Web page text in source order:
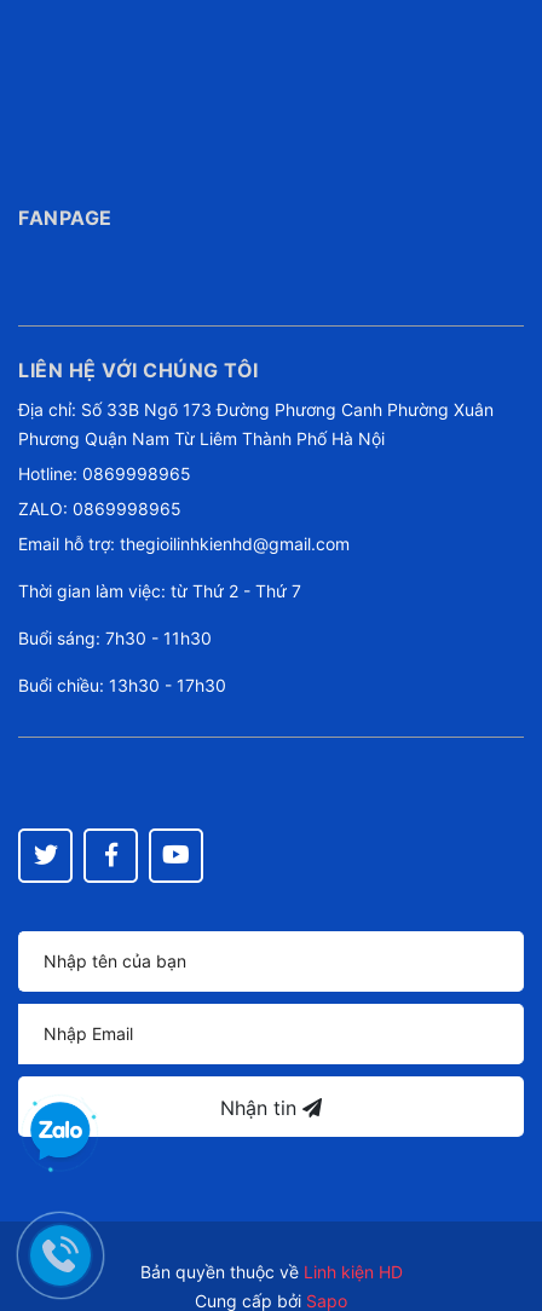
FANPAGE
LIÊN HỆ VỚI CHÚNG TÔI
Địa chỉ: Số 33B Ngõ 173 Đường Phương Canh Phường Xuân
Phương Quận Nam Từ Liêm Thành Phố Hà Nội
Hotline: 0869998965
ZALO: 0869998965
Email hỗ trợ: thegioilinhkienhd@gmail.com
Thời gian làm việc: từ Thứ 2 - Thứ 7
Buổi sáng: 7h30 - 11h30
Buổi chiều: 13h30 - 17h30
Nhận tin
Bản quyền thuộc về Linh kiện HD
Cung cấp bởi Sapo